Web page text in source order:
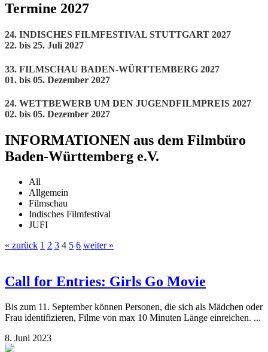
Termine 2027
24. INDISCHES FILMFESTIVAL STUTTGART 2027
22. bis 25. Juli 2027
33. FILMSCHAU BADEN-WÜRTTEMBERG 2027
01. bis 05. Dezember 2027
24. WETTBEWERB UM DEN JUGENDFILMPREIS 2027
02. bis 05. Dezember 2027
INFORMATIONEN aus dem Filmbüro
Baden-Württemberg e.V.
All
Allgemein
Filmschau
Indisches Filmfestival
JUFI
« zurück 1 2 3 4 5 6 weiter »
Call for Entries: Girls Go Movie
Bis zum 11. September können Personen, die sich als Mädchen oder
Frau identifizieren, Filme von max 10 Minuten Länge einreichen. ...
8. Juni 2023